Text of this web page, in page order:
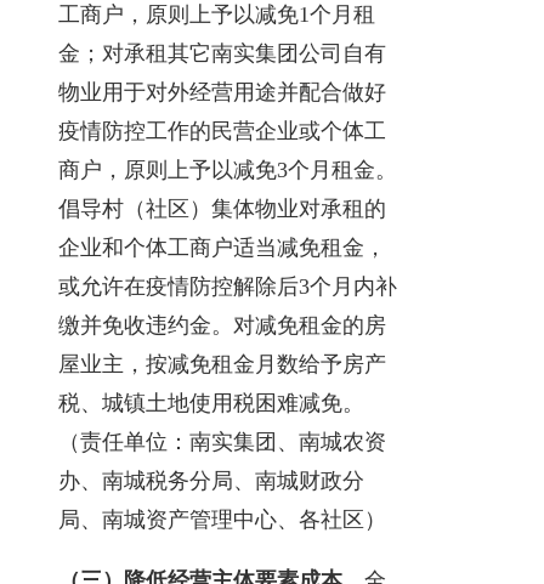
工商户，原则上予以减免1个月租
金；对承租其它南实集团公司自有
物业用于对外经营用途并配合做好
疫情防控工作的民营企业或个体工
商户，原则上予以减免3个月租金。
倡导村（社区）集体物业对承租的
企业和个体工商户适当减免租金，
或允许在疫情防控解除后3个月内补
缴并免收违约金。对减免租金的房
屋业主，按减免租金月数给予房产
税、城镇土地使用税困难减免。
（责任单位：南实集团、南城农资
办、南城税务分局、南城财政分
局、南城资产管理中心、各社区）